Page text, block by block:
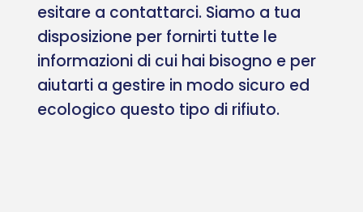
esitare a contattarci. Siamo a tua
disposizione per fornirti tutte le
informazioni di cui hai bisogno e per
aiutarti a gestire in modo sicuro ed
ecologico questo tipo di rifiuto.